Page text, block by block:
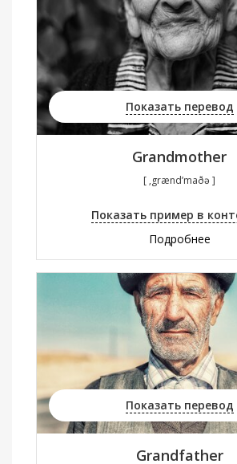
Показать перевод
Grandmother
[ ‚grænd’maðə ]
Показать пример в
Подробнее
Показать перевод
Grandfather